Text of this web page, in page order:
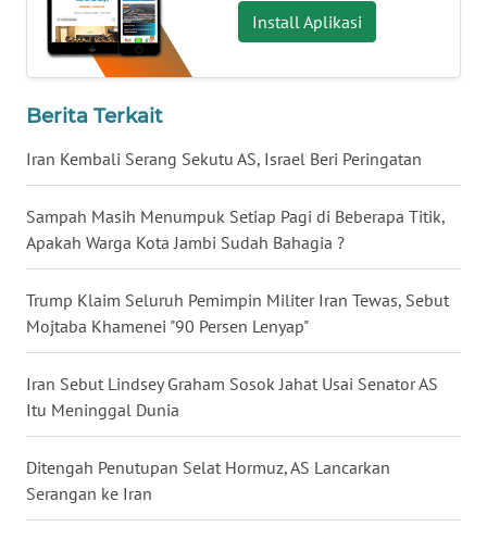
Install Aplikasi
Berita Terkait
Iran Kembali Serang Sekutu AS, Israel Beri Peringatan
Sampah Masih Menumpuk Setiap Pagi di Beberapa Titik,
Apakah Warga Kota Jambi Sudah Bahagia ?
Trump Klaim Seluruh Pemimpin Militer Iran Tewas, Sebut
Mojtaba Khamenei "90 Persen Lenyap"
Iran Sebut Lindsey Graham Sosok Jahat Usai Senator AS
Itu Meninggal Dunia
Ditengah Penutupan Selat Hormuz, AS Lancarkan
Serangan ke Iran
WN
BABEL
WN
WN
SUMSEL
WN
BENGKULU
WN
LAMPUNG
WN